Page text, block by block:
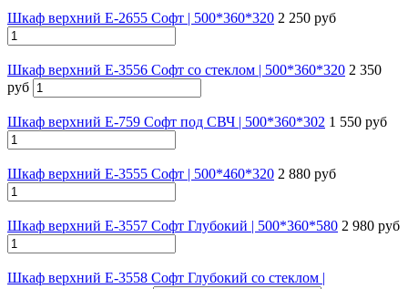
Шкаф верхний Е-2655 Софт | 500*360*320 2 250 руб
Шкаф верхний Е-3556 Софт со стеклом | 500*360*320 2 350
руб
Шкаф верхний Е-759 Софт под СВЧ | 500*360*302 1 550 руб
Шкаф верхний Е-3555 Софт | 500*460*320 2 880 руб
Шкаф верхний Е-3557 Софт Глубокий | 500*360*580 2 980 руб
Шкаф верхний Е-3558 Софт Глубокий со стеклом |